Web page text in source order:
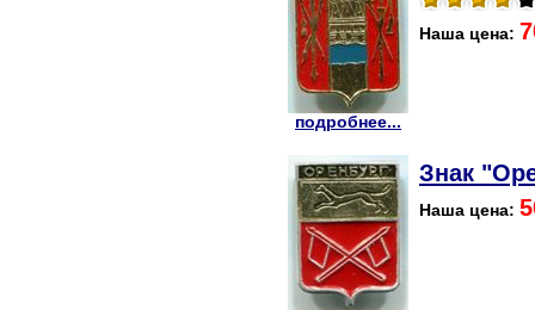
подробнее...
Наша цена:
Знак
Наша цена: